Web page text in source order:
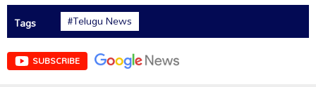
Tags
#Telugu News
SUBSCRIBE